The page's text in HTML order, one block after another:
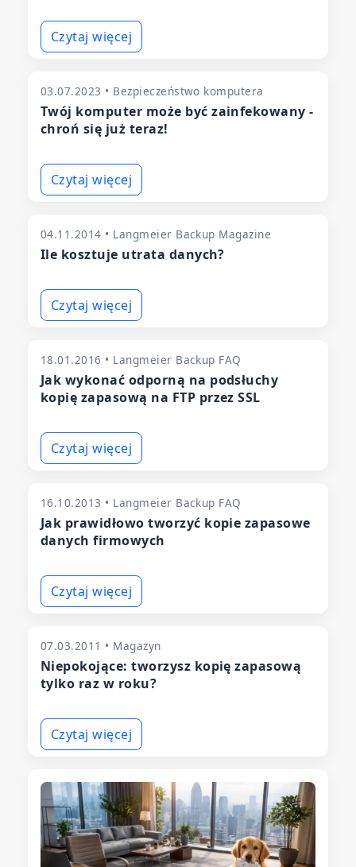
Czytaj więcej
03.07.2023 • Bezpieczeństwo komputera
Twój komputer może być zainfekowany -
chroń się już teraz!
Czytaj więcej
04.11.2014 • Langmeier Backup Magazine
Ile kosztuje utrata danych?
Czytaj więcej
18.01.2016 • Langmeier Backup FAQ
Jak wykonać odporną na podsłuchy
kopię zapasową na FTP przez SSL
Czytaj więcej
16.10.2013 • Langmeier Backup FAQ
Jak prawidłowo tworzyć kopie zapasowe
danych firmowych
Czytaj więcej
07.03.2011 • Magazyn
Niepokojące: tworzysz kopię zapasową
tylko raz w roku?
Czytaj więcej